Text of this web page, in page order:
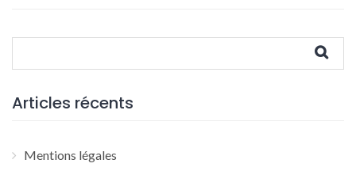
Articles récents
Mentions légales